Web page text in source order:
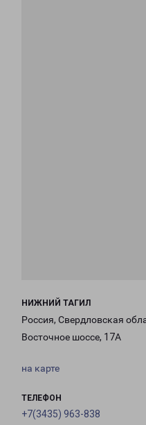
НИЖНИЙ ТАГИЛ
Россия, Свердловская
Восточное шоссе, 17А
на карте
ТЕЛЕФОН
+7(3435) 963-838